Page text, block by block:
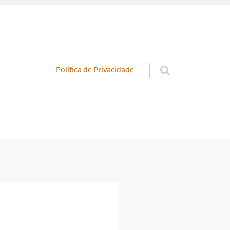
Pular para o conteúdo
Política de Privacidade